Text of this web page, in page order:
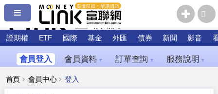
證期權 ETF 國際 基金 外匯 債券 新聞 影音
會員登入 會員資料 ▼ 訂單查詢 ▼ 服務說明 ▼
首頁 會員中心 登入